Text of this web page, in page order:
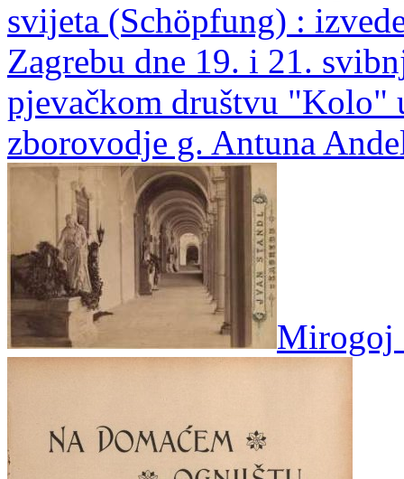
svijeta (Schöpfung) :
Zagrebu dne 19. i 21.
pjevačkom društvu "Kolo"
zborovodje g. Antuna
Mirogoj